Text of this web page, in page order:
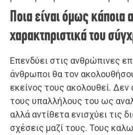
Ποια είναι όμως κάποια
χαρακτηριστικά του
Επενδύει στις ανθρώπινες
άνθρωποι θα τον
εκείνος τους ακολουθεί. Δεν
τους υπαλλήλους του ως
αλλά αντίθετα ενισχύει τις
σχέσεις μαζί τους. Τους